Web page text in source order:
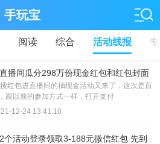
手玩宝
阅读 综合 活动线报
播间瓜分298万份现金红包和红包封面
红包进直播间的抽现金活动又来了，这次是百
跟以前的参加方式一样，打开支付
12-24 13:41:10
个活动登录领取3-188元微信红包 先到